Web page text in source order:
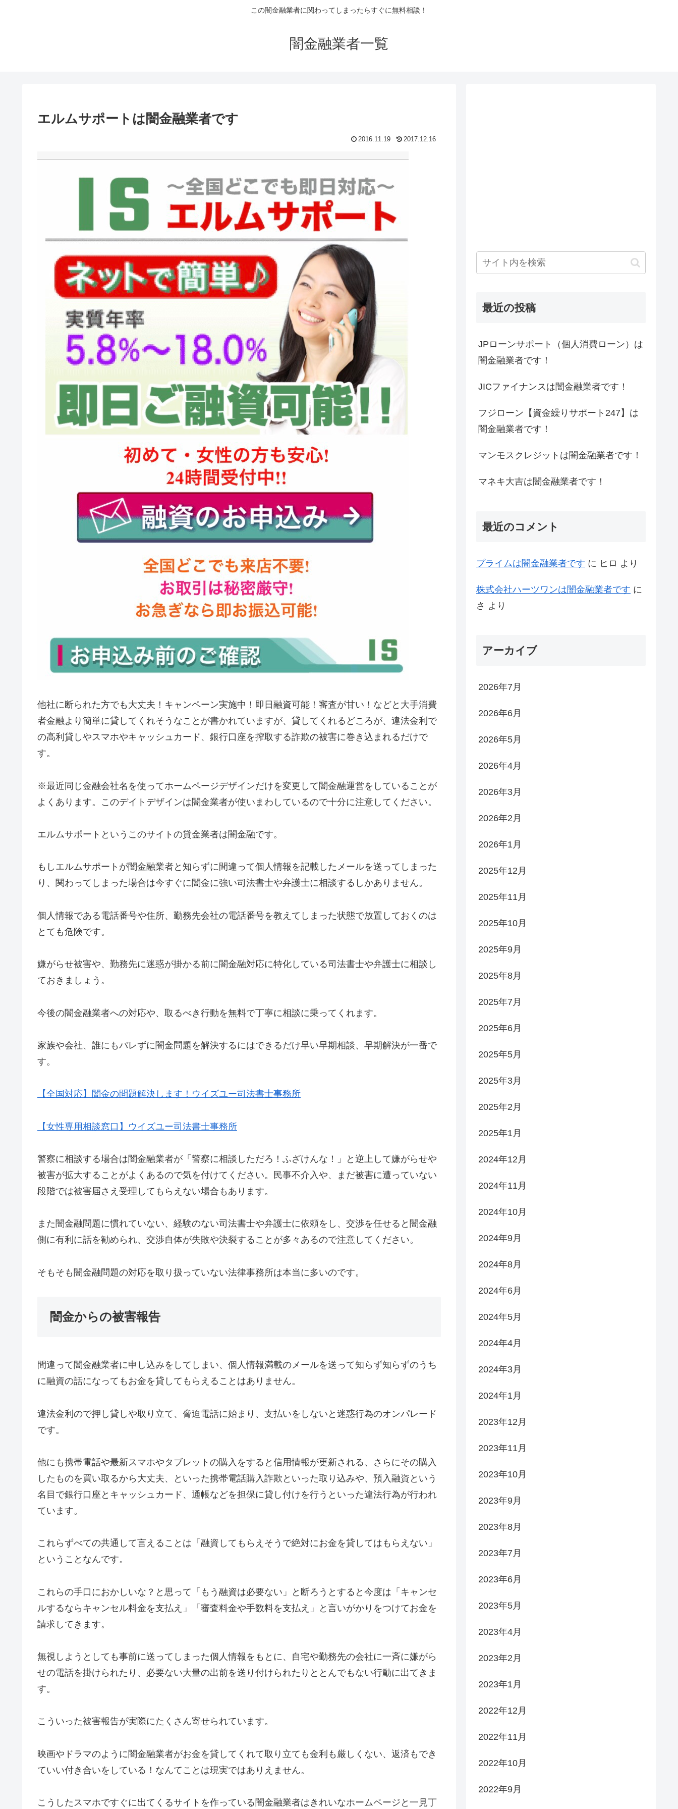
この闇金融業者に関わってしまったらすぐに無料相談！
闇金融業者一覧
エルムサポートは闇金融業者です
2016.11.19 2017.12.16
他社に断られた方でも大丈夫！キャンペーン実施中！即日融資可能！審査が甘い！などと大手消費
者金融より簡単に貸してくれそうなことが書かれていますが、貸してくれるどころが、違法金利で
の高利貸しやスマホやキャッシュカード、銀行口座を搾取する詐欺の被害に巻き込まれるだけで
す。
※最近同じ金融会社名を使ってホームページデザインだけを変更して闇金融運営をしていることが
よくあります。このデイトデザインは闇金業者が使いまわしているので十分に注意してください。
エルムサポート というこのサイトの貸金業者は闇金融です。
もし エルムサポート が闇金融業者と知らずに間違って個人情報を記載したメールを送ってしまった
り、関わってしまった場合は今すぐに闇金に強い司法書士や弁護士に相談するしかありません。
個人情報である電話番号や住所、勤務先会社の電話番号を教えてしまった状態で放置しておくのは
とても危険です。
嫌がらせ被害や、勤務先に迷惑が掛かる前に闇金融対応に特化している司法書士や弁護士に相談し
ておきましょう。
今後の闇金融業者への対応や、取るべき行動を無料で丁寧に相談に乗ってくれます。
家族や会社、誰にもバレずに闇金問題を解決するにはできるだけ早い早期相談、早期解決が一番で
す。
【全国対応】闇金の問題解決します！ウイズユー司法書士事務所
【女性専用相談窓口】ウイズユー司法書士事務所
警察に相談する場合は闇金融業者が「警察に相談しただろ！ふざけんな！」と逆上して嫌がらせや
被害が拡大することがよくあるので気を付けてください。民事不介入や、まだ被害に遭っていない
段階では被害届さえ受理してもらえない場合もあります。
また闇金融問題に慣れていない、経験のない司法書士や弁護士に依頼をし、交渉を任せると闇金融
側に有利に話を勧められ、交渉自体が失敗や決裂することが多々あるので注意してください。
そもそも闇金融問題の対応を取り扱っていない法律事務所は本当に多いのです。
闇金からの被害報告
間違って闇金融業者に申し込みをしてしまい、個人情報満載のメールを送って知らず知らずのうち
に融資の話になってもお金を貸してもらえることはありません。
違法金利ので押し貸しや取り立て、脅迫電話に始まり、支払いをしないと迷惑行為のオンパレード
です。
他にも携帯電話や最新スマホやタブレットの購入をすると信用情報が更新される、さらにその購入
したものを買い取るから大丈夫、といった携帯電話購入詐欺といった取り込みや、預入融資という
名目で銀行口座とキャッシュカード、通帳などを担保に貸し付けを行うといった違法行為が行われ
ています。
これらずべての共通して言えることは「融資してもらえそうで絶対にお金を貸してはもらえない」
ということなんです。
これらの手口におかしいな？と思って「もう融資は必要ない」と断ろうとすると今度は「キャンセ
ルするならキャンセル料金を支払え」「審査料金や手数料を支払え」と言いがかりをつけてお金を
請求してきます。
無視しようとしても事前に送ってしまった個人情報をもとに、自宅や勤務先の会社に一斉に嫌がら
せの電話を掛けられたり、必要ない大量の出前を送り付けられたりととんでもない行動に出てきま
す。
こういった被害報告が実際にたくさん寄せられています。
映画やドラマのように闇金融業者がお金を貸してくれて取り立ても金利も厳しくない、返済もでき
ていい付き合いをしている！なんてことは現実ではありえません。
こうしたスマホですぐに出てくるサイトを作っている闇金融業者はきれいなホームページと一見丁
最近の投稿
JPローンサポート（個人消費ローン）は
闇金融業者です！
JICファイナンスは闇金融業者です！
フジローン【資金繰りサポート247】は
闇金融業者です！
マンモスクレジットは闇金融業者です！
マネキ大吉は闇金融業者です！
最近のコメント
プライム は闇金融業者です に ヒロ より
株式会社ハーツワンは闇金融業者です に
さ より
アーカイブ
2026年7月
2026年6月
2026年5月
2026年4月
2026年3月
2026年2月
2026年1月
2025年12月
2025年11月
2025年10月
2025年9月
2025年8月
2025年7月
2025年6月
2025年5月
2025年3月
2025年2月
2025年1月
2024年12月
2024年11月
2024年10月
2024年9月
2024年8月
2024年6月
2024年5月
2024年4月
2024年3月
2024年1月
2023年12月
2023年11月
2023年10月
2023年9月
2023年8月
2023年7月
2023年6月
2023年5月
2023年4月
2023年2月
2023年1月
2022年12月
2022年11月
2022年10月
2022年9月